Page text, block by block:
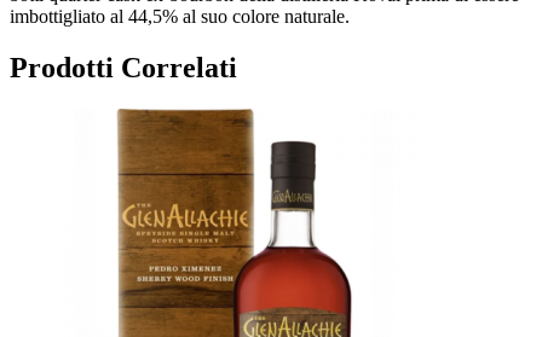
imbottigliato al 44,5% al suo colore naturale.
Prodotti Correlati